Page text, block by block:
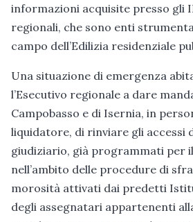
informazioni acquisite presso gli
regionali, che sono enti
campo dell’Edilizia residenziale
Una situazione di emergenza
l’Esecutivo regionale a dare
Campobasso e di Isernia, in
liquidatore, di rinviare gli accessi
giudiziario, già programmati per
nell’ambito delle procedure di
morosità attivati dai predetti
degli assegnatari appartenenti